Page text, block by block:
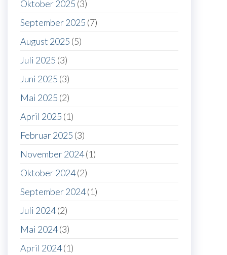
Oktober 2025 (3)
September 2025 (7)
August 2025 (5)
Juli 2025 (3)
Juni 2025 (3)
Mai 2025 (2)
April 2025 (1)
Februar 2025 (3)
November 2024(1)
Oktober 2024(2)
September 2024(1)
Juli 2024(2)
Mai 2024(3)
April 2024(1)